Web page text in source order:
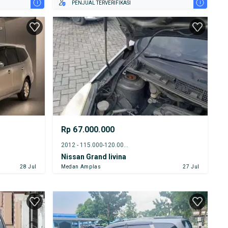
i PENJUAL TERVERIFIKASI i
28 Jul
Rp 67.000.000
2012 - 115.000-120.000 km
Nissan Grand livina
Medan Amplas 27 Jul